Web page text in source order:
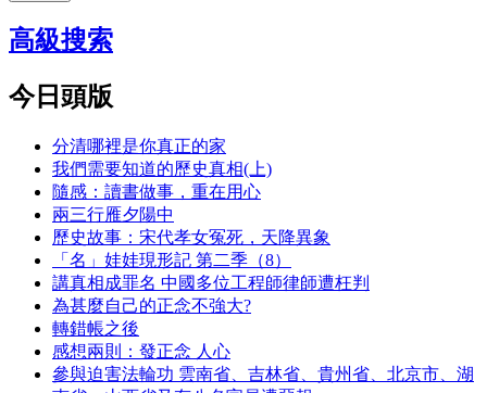
高級搜索
今日頭版
分清哪裡是你真正的家
我們需要知道的歷史真相(上)
隨感：讀書做事，重在用心
兩三行雁夕陽中
歷史故事：宋代孝女冤死，天降異象
「名」娃娃現形記 第二季（8）
講真相成罪名 中國多位工程師律師遭枉判
為甚麼自己的正念不強大?
轉錯帳之後
感想兩則：發正念 人心
參與迫害法輪功 雲南省、吉林省、貴州省、北京市、湖